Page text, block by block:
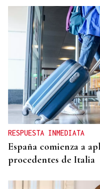
RESPUESTA INMEDIATA
España comienza a
procedentes de Italia